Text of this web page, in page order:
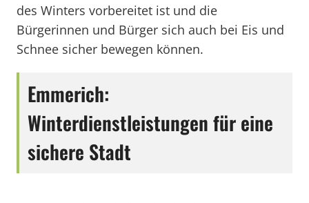
des Winters vorbereitet ist und die
Bürgerinnen und Bürger sich auch bei Eis und
Schnee sicher bewegen können.
Emmerich:
Winterdienstleistungen für eine
sichere Stadt